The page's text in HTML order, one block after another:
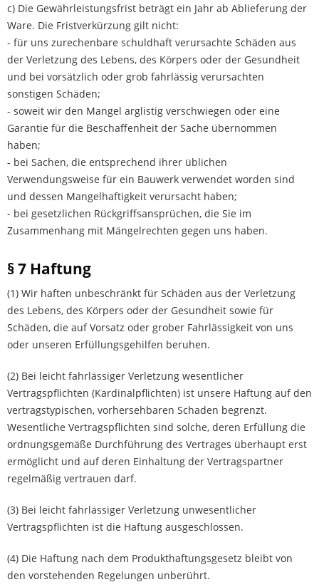
c) Die Gewährleistungsfrist beträgt ein Jahr ab Ablieferung der
Ware. Die Fristverkürzung gilt nicht:
- für uns zurechenbare schuldhaft verursachte Schäden aus
der Verletzung des Lebens, des Körpers oder der Gesundheit
und bei vorsätzlich oder grob fahrlässig verursachten
sonstigen Schäden;
- soweit wir den Mangel arglistig verschwiegen oder eine
Garantie für die Beschaffenheit der Sache übernommen
haben;
- bei Sachen, die entsprechend ihrer üblichen
Verwendungsweise für ein Bauwerk verwendet worden sind
und dessen Mangelhaftigkeit verursacht haben;
- bei gesetzlichen Rückgriffsansprüchen, die Sie im
Zusammenhang mit Mängelrechten gegen uns haben.
§ 7 Haftung
(1) Wir haften unbeschränkt für Schäden aus der Verletzung
des Lebens, des Körpers oder der Gesundheit sowie für
Schäden, die auf Vorsatz oder grober Fahrlässigkeit von uns
oder unseren Erfüllungsgehilfen beruhen.
(2) Bei leicht fahrlässiger Verletzung wesentlicher
Vertragspflichten (Kardinalpflichten) ist unsere Haftung auf den
vertragstypischen, vorhersehbaren Schaden begrenzt.
Wesentliche Vertragspflichten sind solche, deren Erfüllung die
ordnungsgemäße Durchführung des Vertrages überhaupt erst
ermöglicht und auf deren Einhaltung der Vertragspartner
regelmäßig vertrauen darf.
(3) Bei leicht fahrlässiger Verletzung unwesentlicher
Vertragspflichten ist die Haftung ausgeschlossen.
(4) Die Haftung nach dem Produkthaftungsgesetz bleibt von
den vorstehenden Regelungen unberührt.